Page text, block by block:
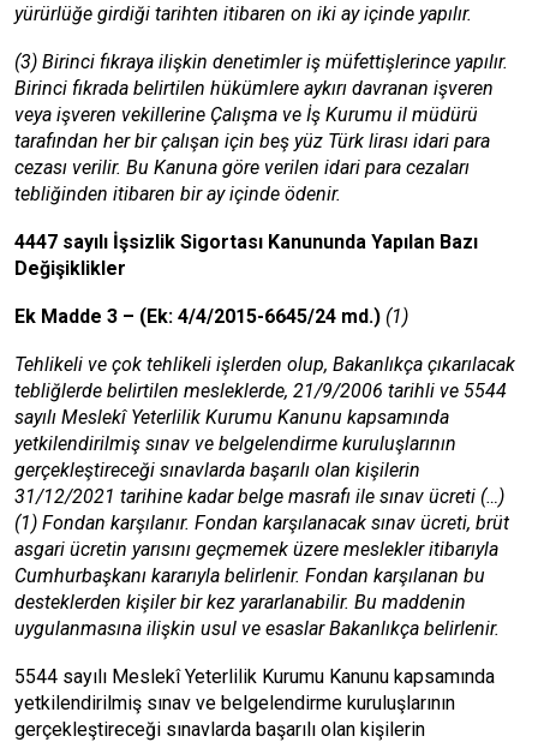
yürürlüğe girdiği tarihten itibaren on iki ay içinde yapılır.
(3) Birinci fıkraya ilişkin denetimler iş müfettişlerince yapılır.
Birinci fıkrada belirtilen hükümlere aykırı davranan işveren
veya işveren vekillerine Çalışma ve İş Kurumu il müdürü
tarafından her bir çalışan için beş yüz Türk lirası idari para
cezası verilir. Bu Kanuna göre verilen idari para cezaları
tebliğinden itibaren bir ay içinde ödenir.
4447 sayılı İşsizlik Sigortası Kanununda Yapılan Bazı
Değişiklikler
Ek Madde 3 – (Ek: 4/4/2015-6645/24 md.) (1)
Tehlikeli ve çok tehlikeli işlerden olup, Bakanlıkça çıkarılacak
tebliğlerde belirtilen mesleklerde, 21/9/2006 tarihli ve 5544
sayılı Meslekî Yeterlilik Kurumu Kanunu kapsamında
yetkilendirilmiş sınav ve belgelendirme kuruluşlarının
gerçekleştireceği sınavlarda başarılı olan kişilerin
31/12/2021 tarihine kadar belge masrafı ile sınav ücreti (…)
(1) Fondan karşılanır. Fondan karşılanacak sınav ücreti, brüt
asgari ücretin yarısını geçmemek üzere meslekler itibarıyla
Cumhurbaşkanı kararıyla belirlenir. Fondan karşılanan bu
desteklerden kişiler bir kez yararlanabilir. Bu maddenin
uygulanmasına ilişkin usul ve esaslar Bakanlıkça belirlenir.
5544 sayılı Meslekî Yeterlilik Kurumu Kanunu kapsamında
yetkilendirilmiş sınav ve belgelendirme kuruluşlarının
gerçekleştireceği sınavlarda başarılı olan kişilerin